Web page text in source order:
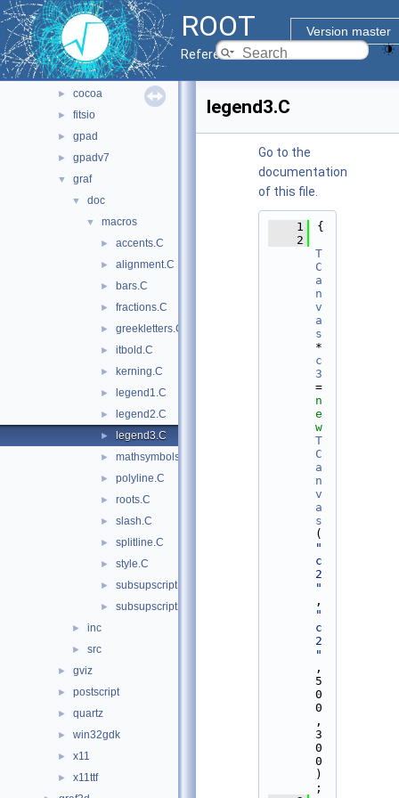
ROOT
Version master
Reference Guide
► documentation
► geom
▼ graf2d
► asimage
► cocoa
► fitsio
► gpad
► gpadv7
▼ graf
▼ doc
▼ macros
► accents.C
► alignment.C
► bars.C
► fractions.C
► greekletters.C
► itbold.C
► kerning.C
► legend1.C
► legend2.C
► legend3.C
► mathsymbols.C
► polyline.C
► roots.C
► slash.C
► splitline.C
► style.C
► subsupscript.C
► subsupscript2.C
► inc
► src
► gviz
► postscript
► quartz
► win32gdk
► x11
► x11ttf
legend3.C
Go to the
documentation
of this file.
    1
{
    2
T
C
a
n
v
a
s
*
c
3
n
e
w
T
C
a
n
v
a
s
(
"
c
2
"
,
"
c
2
"
,
5
0
0
,
3
0
0
)
;